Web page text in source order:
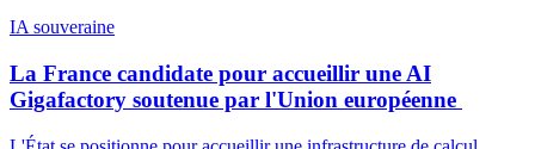
IA souveraine
La France candidate pour accueillir une AI
Gigafactory soutenue par l'Union européenne